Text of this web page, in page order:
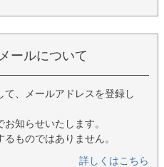
ールについて
て、メールアドレスを登録し
知らせいたします。
ものではありません。
詳しくはこちら